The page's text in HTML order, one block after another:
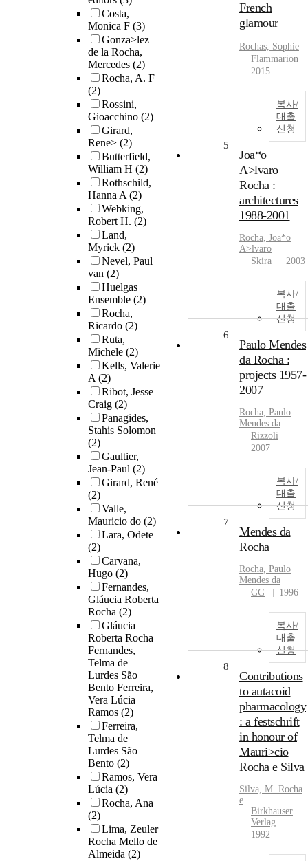
Costa,
Monica F (3)
Gonza>lez
de la Rocha,
Mercedes (2)
Rocha, A. F
(2)
Rossini,
Gioacchino (2)
Girard,
Rene> (2)
Butterfield,
William H (2)
Rothschild,
Hanna A(2)
Webking,
Robert H. (2)
Land,
Myrick (2)
Nevel, Paul
van (2)
Huelgas
Ensemble (2)
Rocha,
Ricardo (2)
Ruta,
Michele (2)
Kells, Valerie
A(2)
Ribot, Jesse
Craig (2)
Panagides,
Stahis Solomon
(2)
Gaultier,
Jean-Paul (2)
Girard, René
(2)
Valle,
Mauricio do (2)
Lara, Odete
(2)
Carvana,
Hugo (2)
Fernandes,
Gláucia Roberta
Rocha (2)
Gláucia
Roberta Rocha
Fernandes,
Telma de
Lurdes São
Bento Ferreira,
Vera Lúcia
Ramos (2)
Ferreira,
Telma de
Lurdes São
Bento (2)
Ramos, Vera
Lúcia (2)
Rocha, Ana
(2)
Lima, Zeuler
Rocha Mello de
Almeida (2)
French
glamour
Rochas, Sophie
Flammarion
2015
복사/
대출
신청
5
Joa*o
A>lvaro
Rocha :
architectures
1988-2001
Rocha, Joa*o
A>lvaro
Skira
2003
복사/
대출
신청
6
Paulo Mendes
da Rocha :
projects 1957-
2007
Rocha, Paulo
Mendes da
Rizzoli
2007
복사/
대출
신청
7
Mendes da
Rocha
Rocha, Paulo
Mendes da
GG
1996
복사/
대출
신청
8
Contributions
to autacoid
pharmacology
: a festschrift
in honour of
Mauri>cio
Rocha e Silva
Silva, M. Rocha
e
Birkhauser
Verlag
1992